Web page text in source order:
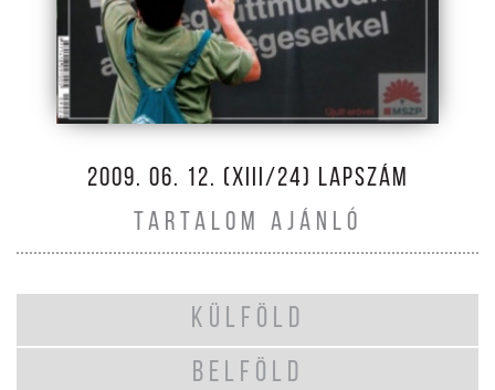
2009. 06. 12. (XIII/24) LAPSZÁM
TARTALOM AJÁNLÓ
KÜLFÖLD
BELFÖLD